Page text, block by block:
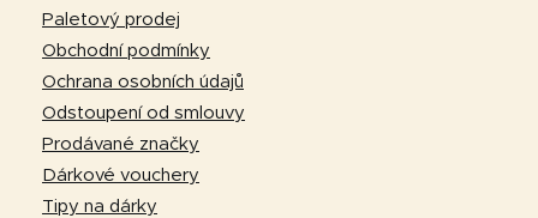
Paletový prodej
Obchodní podmínky
Ochrana osobních údajů
Odstoupení od smlouvy
Prodávané značky
Dárkové vouchery
Tipy na dárky